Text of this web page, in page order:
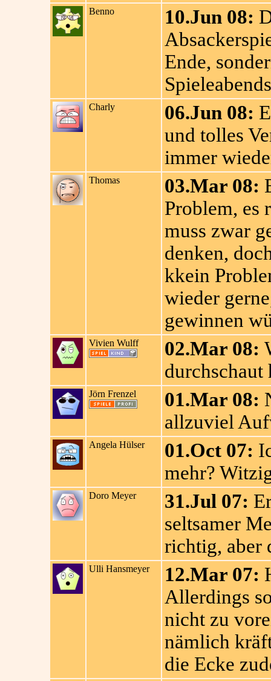
Benno 10.Jun 08:
Ende,
Charly 06.Jun 08:
und tolles
immer
Thomas 03.Mar 08:
Problem, es
muss zwar
denken,
kkein
wieder
gewinnen
Vivien Wulff 02.Mar 08:
durchschaut
Jörn Frenzel 01.Mar 08:
allzuviel
Angela Hülser 01.Oct 07:
mehr?
Doro Meyer 31.Jul 07:
seltsamer
richtig, aber
Ulli Hansmeyer 12.Mar 07:
Allerdings
nicht zu
nämlich
die Ecke